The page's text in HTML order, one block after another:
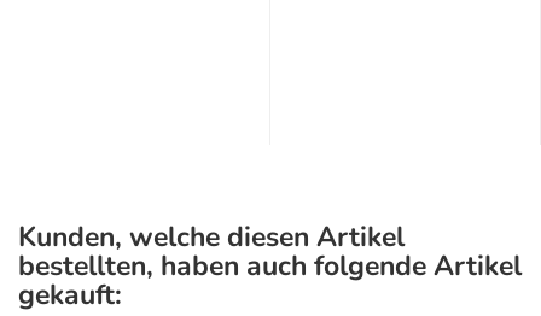
Kunden, welche diesen Artikel
bestellten, haben auch folgende Artikel
gekauft: